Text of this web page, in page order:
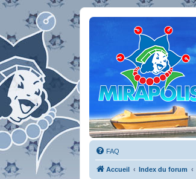
FAQ
Accueil Index du forum